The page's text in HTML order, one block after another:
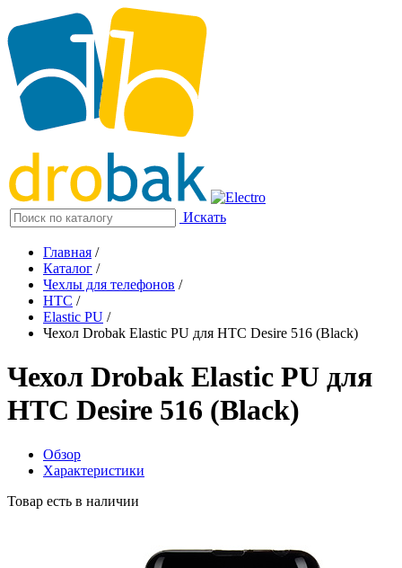
Искать
Главная /
Каталог /
Чехлы для телефонов /
HTC /
Elastic PU /
Чехол Drobak Elastic PU для HTC Desire 516 (Black)
Чехол Drobak Elastic PU для
HTC Desire 516 (Black)
Обзор
Характеристики
Товар есть в наличии